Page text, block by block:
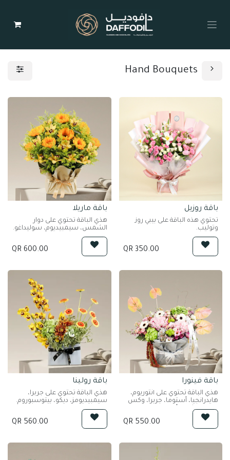
Hand Bouquets
باقة روزيل
تحتوي هذه الباقة على بيبي روز
وتوليب.
350.00
باقة ماريلا
هذي الباقة تحتوي على دوار
الشمس، سيمبيديوم، سوليداغو.
600.00
باقة فينورا
هذي الباقة تحتوي على أنثوريوم،
هايدرانجيا، أستوما، جربرا، وكس
فلورز، ماثيولا، أقحوان.
550.00
باقة رولينا
هذي الباقة تحتوي على جربرا،
سيمبيديومز، ديكو، بيتوسبوروم.
560.00